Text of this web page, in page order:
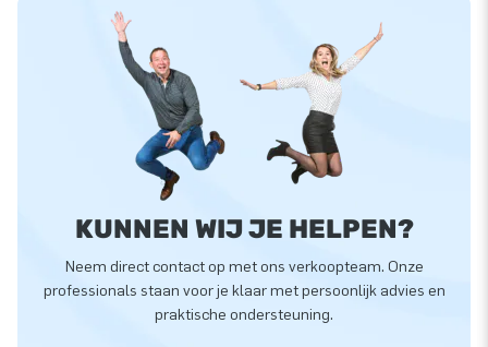
KUNNEN WIJ JE HELPEN?
Neem direct contact op met ons verkoopteam. Onze
professionals staan voor je klaar met persoonlijk advies en
praktische ondersteuning.